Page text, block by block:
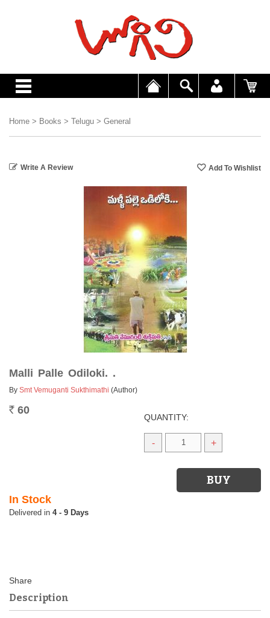
Home > Books > Telugu > General
Write A Review
Malli Palle Odiloki. .
By Smt Vemuganti Sukthimathi (Author)
Rs. 60
QUANTITY:
- +
In Stock
4 - 9 Days
Description